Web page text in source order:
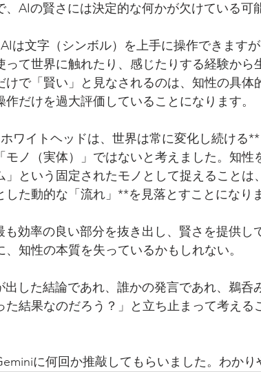
、AIの賢さには決定的な何かが欠けている可
AIは文字（シンボル）を上手に操作できます
って世界に触れたり、感じたりする経験から
けで「賢い」と見なされるのは、知性の具体
だけを過大評価していることになります。
ホワイトヘッドは、世界は常に変化し続ける
モノ（実体）」ではないと考えました。知
」という固定されたモノとして捉えることは
した動的な「流れ」**を見落とすことになり
も効率の良い部分を抜き出し、賢さを提供し
知性の本質を失っているかもしれない。
出した結論であれ、誰かの発言であれ、鵜呑
た結果なのだろう？」と立ち止まって考える
に何回か推敲してもらいました。わかり